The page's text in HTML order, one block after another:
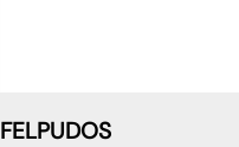
FELPUDOS